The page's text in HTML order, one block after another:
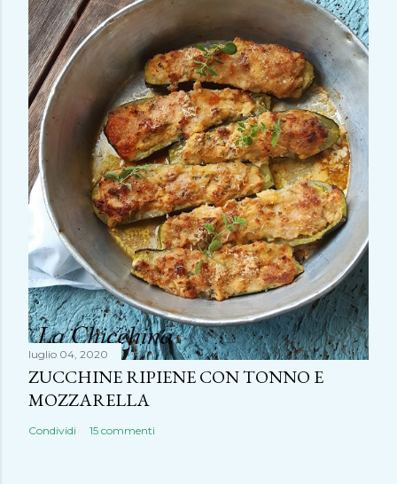
luglio 04, 2020
ZUCCHINE RIPIENE CON TONNO E
MOZZARELLA
Condividi 15 commenti